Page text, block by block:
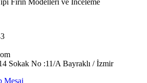
Sokak No :11/A Bayraklı / İzmir
Mesaj